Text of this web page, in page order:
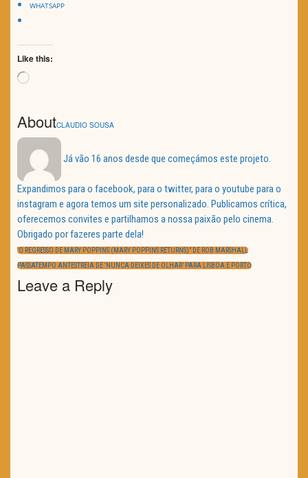
WHATSAPP
Like this:
Loading…
AboutCLAUDIO SOUSA
Já vão 16 anos desde que começámos este projeto.
Expandimos para o facebook, para o twitter, para o youtube para o
instagram e agora temos um site personalizado. Publicamos crítica,
oferecemos convites e partilhamos a nossa paixão pelo cinema.
Obrigado por fazeres parte dela!
Navegação
de
artigos
PREVIOUS
“O REGRESSO DE MARY POPPINS (MARY POPPINS RETURNS)” DE ROB MARSHALL
NEXT
PASSATEMPO ANTESTREIA DE ‘NUNCA DEIXES DE OLHAR’ PARA LISBOA E PORTO
Leave a Reply